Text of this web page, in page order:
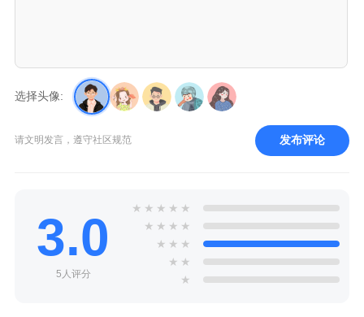
选择头像:
请文明发言，遵守社区规范 发布评论
3.0
5人评分
★ ★ ★ ★ ★
★ ★ ★ ★
★ ★ ★
★ ★
★